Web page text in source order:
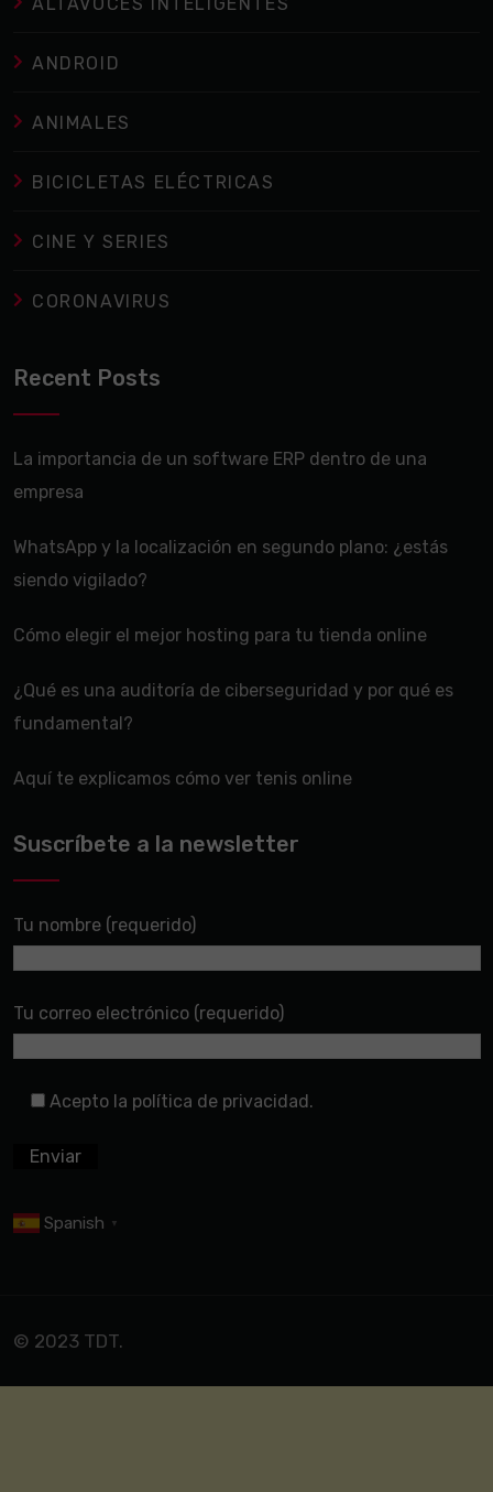
ANDROID
ANIMALES
BICICLETAS ELÉCTRICAS
CINE Y SERIES
CORONAVIRUS
Recent Posts
La importancia de un software ERP dentro de una
empresa
WhatsApp y la localización en segundo plano: ¿estás
siendo vigilado?
Cómo elegir el mejor hosting para tu tienda online
¿Qué es una auditoría de ciberseguridad y por qué es
fundamental?
Aquí te explicamos cómo ver tenis online
Suscríbete a la newsletter
Tu nombre (requerido)
Tu correo electrónico (requerido)
Acepto la política de privacidad.
Spanish ▼
© 2023 TDT.